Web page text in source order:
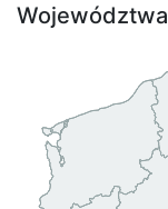
Województwa